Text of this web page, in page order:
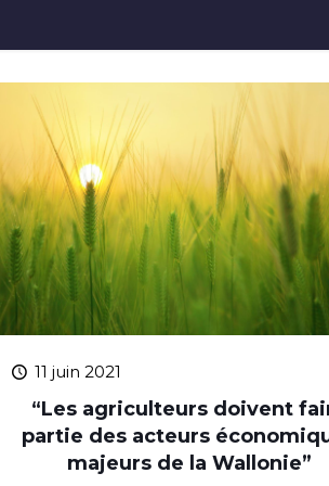
11 juin 2021
“Les agriculteurs doivent
partie des acteurs
majeurs de la Wallonie”